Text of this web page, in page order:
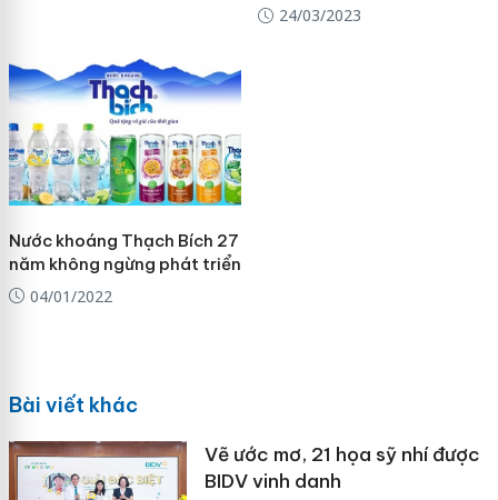
24/03/2023
Nước khoáng Thạch Bích 27
năm không ngừng phát triển
04/01/2022
Bài viết khác
Vẽ ước mơ, 21 họa sỹ nhí được
BIDV vinh danh